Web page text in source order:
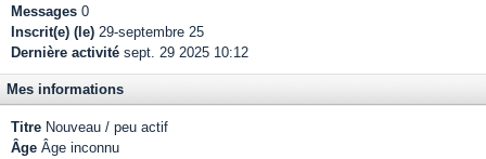
Messages 0
Inscrit(e) (le) 29-septembre 25
Dernière activité sept. 29 2025 10:12
Mes informations
Titre Nouveau / peu actif
Âge Âge inconnu